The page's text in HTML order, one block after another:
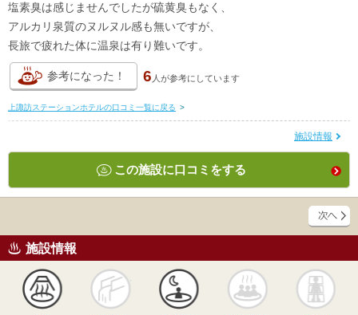
塩素臭は感じませんでしたが硫黄臭もなく、
アルカリ泉質のヌルヌル感も無いですが、
長旅で疲れた体に温泉は有り難いです。
参考になった！ 6 人が参考にしています
上諏訪ステーションホテルの口コミ一覧に戻る >
施設情報
この施設に口コミをする
施設情報
かけ流し 露天風呂 貸切風呂